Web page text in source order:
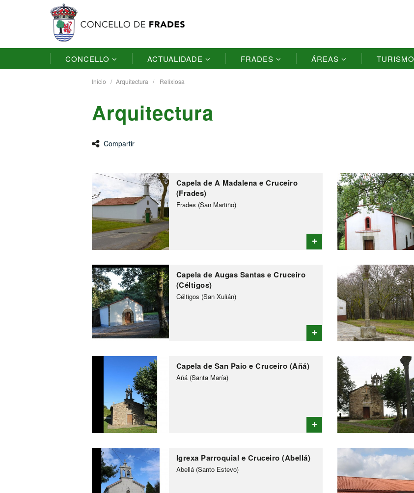
CONCELLO ACTUALIDADE FRADES ÁREAS TURISMO
Inicio Arquitectura Relixiosa
Arquitectura
Compartir
Capela de A Madalena e Cruceiro
(Frades)
Frades (San Martiño)
Capela de Augas Santas e Cruceiro
(Céltigos)
Céltigos (San Xulián)
Capela de San Paio e Cruceiro (Añá)
Añá (Santa María)
Igrexa Parroquial e Cruceiro (Abellá)
Abellá (Santo Estevo)